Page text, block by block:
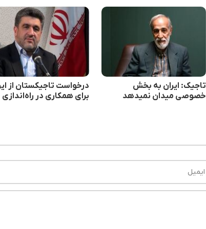
تاجیک: ایران به بخش
خصوصی میدان نمیدهد
درخواست تاجیکستان از
برای همکاری در راه‌اندازی